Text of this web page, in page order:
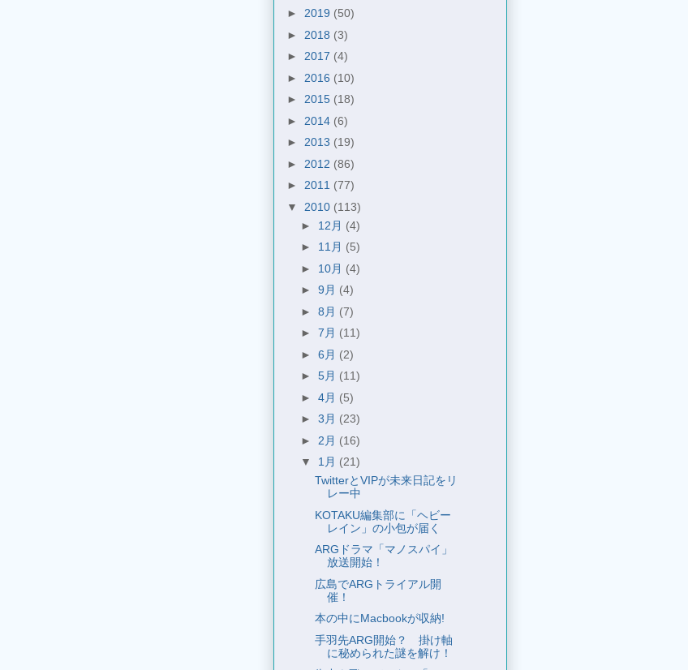
► 2019 (50)
► 2018 (3)
► 2017 (4)
► 2016 (10)
► 2015 (18)
► 2014 (6)
► 2013 (19)
► 2012 (86)
► 2011 (77)
▼ 2010 (113)
► 12月 (4)
► 11月 (5)
► 10月 (4)
► 9月 (4)
► 8月 (7)
► 7月 (11)
► 6月 (2)
► 5月 (11)
► 4月 (5)
► 3月 (23)
► 2月 (16)
▼ 1月 (21)
TwitterとVIPが未来日記をリ
レー中
KOTAKU編集部に「ヘビー
レイン」の小包が届く
ARGドラマ「マノスパイ」
放送開始！
広島でARGトライアル開
催！
本の中にMacbookが収納!
手羽先ARG開始？ 掛け軸
に秘められた謎を解け！